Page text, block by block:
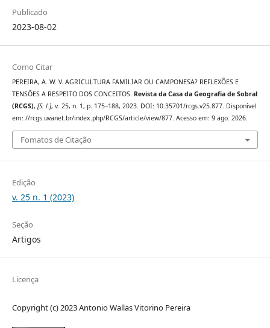
Publicado
2023-08-02
Como Citar
PEREIRA, A. W. V. AGRICULTURA FAMILIAR OU CAMPONESA? REFLEXÕES E
TENSÕES A RESPEITO DOS CONCEITOS. Revista da Casa da Geografia de Sobral
(RCGS), [S. l.], v. 25, n. 1, p. 175–188, 2023. DOI: 10.35701/rcgs.v25.877. Disponível
em: //rcgs.uvanet.br/index.php/RCGS/article/view/877. Acesso em: 9 ago. 2026.
Fomatos de Citação
Edição
v. 25 n. 1 (2023)
Seção
Artigos
Licença
Copyright (c) 2023 Antonio Wallas Vitorino Pereira